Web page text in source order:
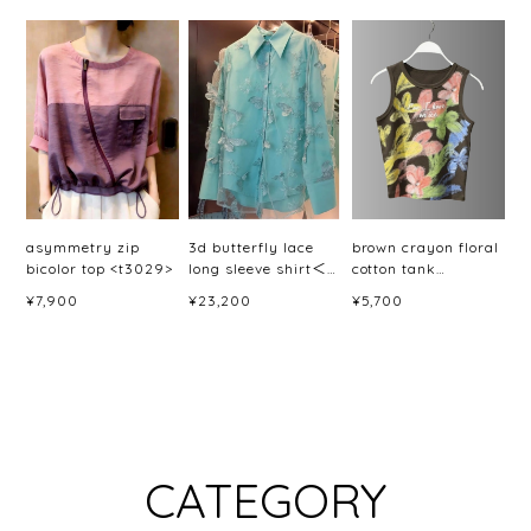
asymmetry zip
bicolor top <t3029>
¥7,900
3d butterfly lace
long sleeve shirt＜
¥23,200
brown crayon floral
cotton tank
¥5,700
CATEGORY